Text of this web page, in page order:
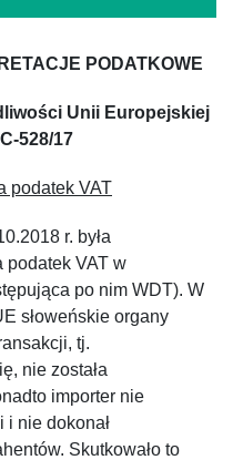
PODATKOWE
Unii Europejskiej
528/17
podatek VAT
r. była
podatek VAT w
po nim WDT). W
słoweńskie organy
tj.
nie została
importer nie
i nie dokonał
Skutkowało to